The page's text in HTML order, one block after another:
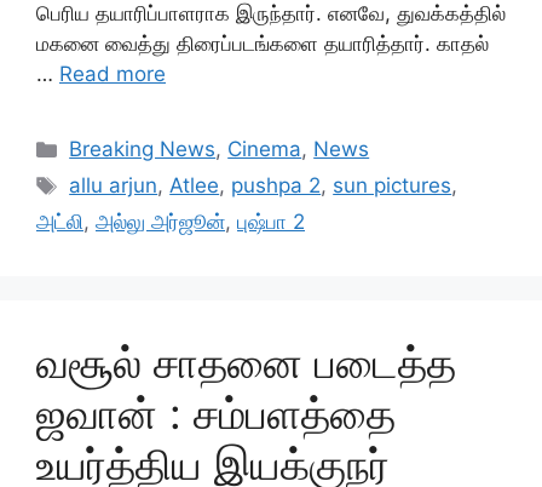
பெரிய தயாரிப்பாளராக இருந்தார். எனவே, துவக்கத்தில்
மகனை வைத்து திரைப்படங்களை தயாரித்தார். காதல்
… Read more
Categories
Breaking News, Cinema, News
Tags
allu arjun,Atlee, pushpa 2, sun pictures,
அட்லி, அல்லு அர்ஜூன், புஷ்பா 2
வசூல் சாதனை படைத்த
ஜவான் : சம்பளத்தை
உயர்த்திய இயக்குநர்